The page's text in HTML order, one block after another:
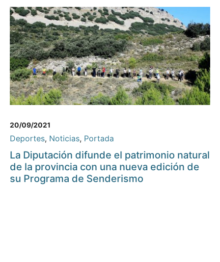
20/09/2021
Deportes, Noticias, Portada
La Diputación difunde el patrimonio natural
de la provincia con una nueva edición de
su Programa de Senderismo